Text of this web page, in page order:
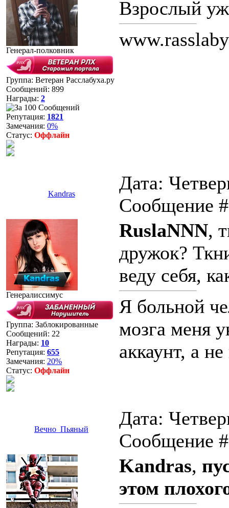
Генерал-полковник
Группа: Ветеран Расслабуха.ру
Сообщений: 899
Награды: 2
Репутация: 1821
Замечания: 0%
Статус: Оффлайн
Взрослый
Kandras
Дата:
Сообщение
Генералиссимус
Группа: Заблокированные
Сообщений: 22
Награды: 10
Репутация: 655
Замечания: 20%
Статус: Оффлайн
RuslaNNN,
дружок?
веду себя,
Я больной
мозга меня
аккаунт, а
Вечно_Пьяный
Дата:
Сообщение
Kandras,
этом